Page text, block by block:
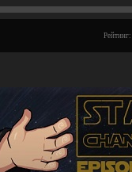
Рейтинг: